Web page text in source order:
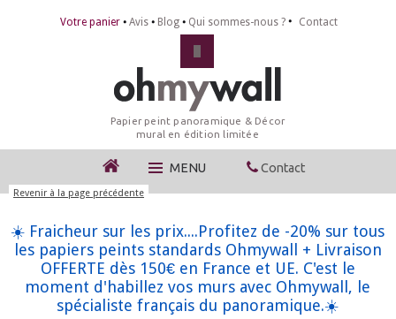
Votre panier Avis Blog Qui sommes-nous ? Contact
Papier peint panoramique & Décor
mural en édition limitée
MENU Contact
☀️ Fraicheur sur les prix....Profitez de -20% sur tous
les papiers peints standards Ohmywall + Livraison
OFFERTE dès 150€ en France et UE. C'est le
moment d'habillez vos murs avec Ohmywall, le
spécialiste français du panoramique.☀️